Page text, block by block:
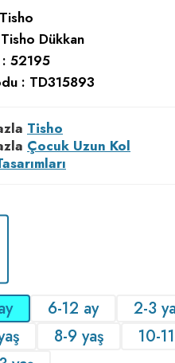
Tisho
Tisho Dükkan
52195
: TD315893
Tisho
Çocuk Uzun Kol
6-12 ay 2-3
8-9 yaş
10-